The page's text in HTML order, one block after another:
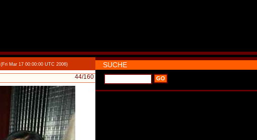
(Fri Mar 17 00:00:00 UTC 2006)
44/160
SUCHE